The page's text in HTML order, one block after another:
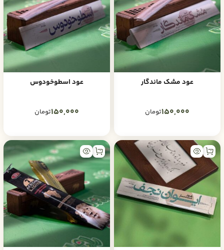
عود مشک ماندگار
150,000تومان
عود اسطوخودوس
150,000تومان